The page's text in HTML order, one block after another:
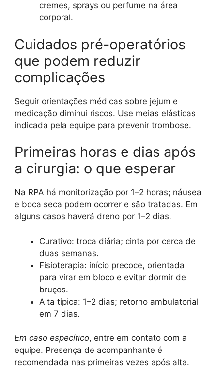
cremes, sprays ou perfume na área
corporal.
Cuidados pré-operatórios
que podem reduzir
complicações
Seguir orientações médicas sobre jejum e
medicação diminui riscos. Use meias elásticas
indicada pela equipe para prevenir trombose.
Primeiras horas e dias após
a cirurgia: o que esperar
Na RPA há monitorização por 1–2 horas; náusea
e boca seca podem ocorrer e são tratadas. Em
alguns casos haverá dreno por 1–2 dias.
Curativo: troca diária; cinta por cerca de
duas semanas.
Fisioterapia: início precoce, orientada
para virar em bloco e evitar dormir de
bruços.
Alta típica: 1–2 dias; retorno ambulatorial
em 7 dias.
Em caso específico, entre em contato com a
equipe. Presença de acompanhante é
recomendada nas primeiras vezes após alta.